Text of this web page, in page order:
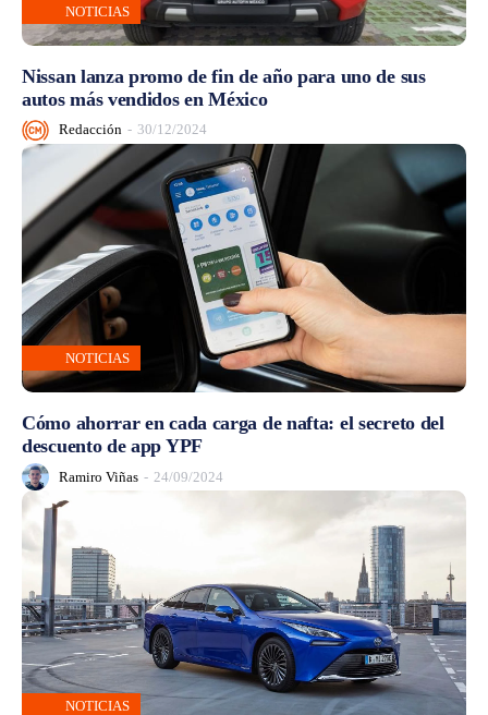
NOTICIAS
Nissan lanza promo de fin de año para uno de sus
autos más vendidos en México
Redacción - 30/12/2024
NOTICIAS
Cómo ahorrar en cada carga de nafta: el secreto del
descuento de app YPF
Ramiro Viñas - 24/09/2024
NOTICIAS